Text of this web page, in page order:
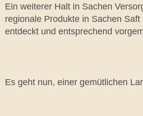
Ein weiterer Halt in Sachen
regionale Produkte in Sachen
entdeckt und entsprechend
Es geht nun, einer gemütlichen